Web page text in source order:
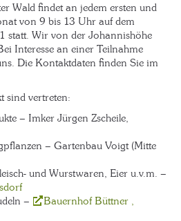
Wald findet an jedem ersten und
von 9 bis 13 Uhr auf dem
statt. Wir von der Johannishöhe
Interesse an einer Teilnahme
Die Kontaktdaten finden Sie im
sind vertreten:
– Imker Jürgen Zscheile,
– Gartenbau Voigt (Mitte
und Wurstwaren, Eier u.v.m. –
–
Bauernhof Büttner ,